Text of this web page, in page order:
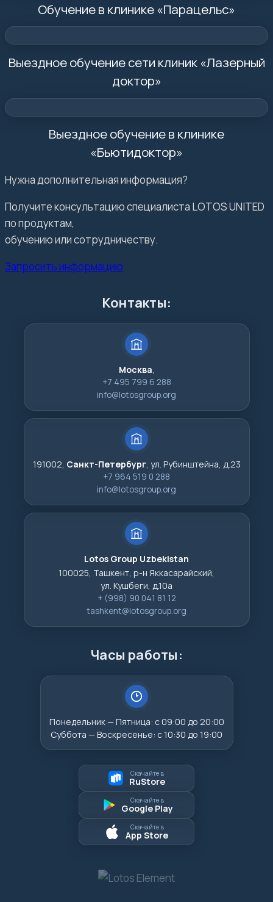
Обучение в клинике «Парацельс»
Выездное обучение сети клиник «Лазерный
доктор»
Выездное обучение в клинике
«Бьютидоктор»
Нужна дополнительная информация?
Получите консультацию специалиста LOTOS UNITED
по продуктам,
обучению или сотрудничеству.
Запросить информацию
Контакты:
Москва,
+7 495 799 6 288
info@lotosgroup.org
191002, Санкт-Петербург, ул. Рубинштейна, д.23
+7 964 519 0 288
info@lotosgroup.org
Lotos Group Uzbekistan
100025, Ташкент, р-н Яккасарайский,
ул. Кушбеги, д.10а
+ (998) 90 041 81 12
tashkent@lotosgroup.org
Часы работы:
Понедельник — Пятница: с 09:00 до 20:00
Суббота — Воскресенье: с 10:30 до 19:00
Скачайте в
RuStore
Скачайте в
Google Play
Скачайте в
App Store